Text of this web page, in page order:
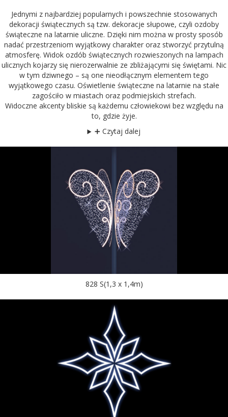
Jednymi z najbardziej popularnych i powszechnie stosowanych
dekoracji świątecznych są tzw. dekoracje słupowe, czyli ozdoby
świąteczne na latarnie uliczne. Dzięki nim można w prosty sposób
nadać przestrzeniom wyjątkowy charakter oraz stworzyć przytulną
atmosferę. Widok ozdób świątecznych rozwieszonych na lampach
ulicznych kojarzy się nierozerwalnie ze zbliżającymi się świętami. Nic
w tym dziwnego – są one nieodłącznym elementem tego
wyjątkowego czasu. Oświetlenie świąteczne na latarnie na stałe
zagościło w miastach oraz podmiejskich strefach.
Widoczne akcenty bliskie są każdemu człowiekowi bez względu na
to, gdzie żyje.
➕ Czytaj dalej
828 S(1,3 x 1,4m)